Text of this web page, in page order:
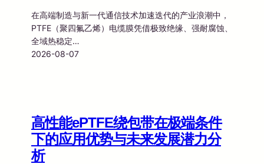
在高端制造与新一代通信技术加速迭代的产业浪潮中，
PTFE（聚四氟乙烯）电缆膜凭借极致绝缘、强耐腐蚀、
全域热稳定…
2026-08-07
高性能ePTFE绕包带在极端条件
下的应用优势与未来发展潜力分
析